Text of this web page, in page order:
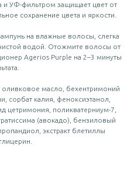
и УФ-фильтром защищает цвет от
сохранение цвета и яркости.
на влажные волосы, слегка
водой. Отожмите волосы от
Agerios Purple на 2–3 минуты
оливковое масло, бехентримоний
сорбат калия, феноксиэтанол,
цетримония, поликватерниум-7,
(авокадо), бензиловый
экстракт блетиллы